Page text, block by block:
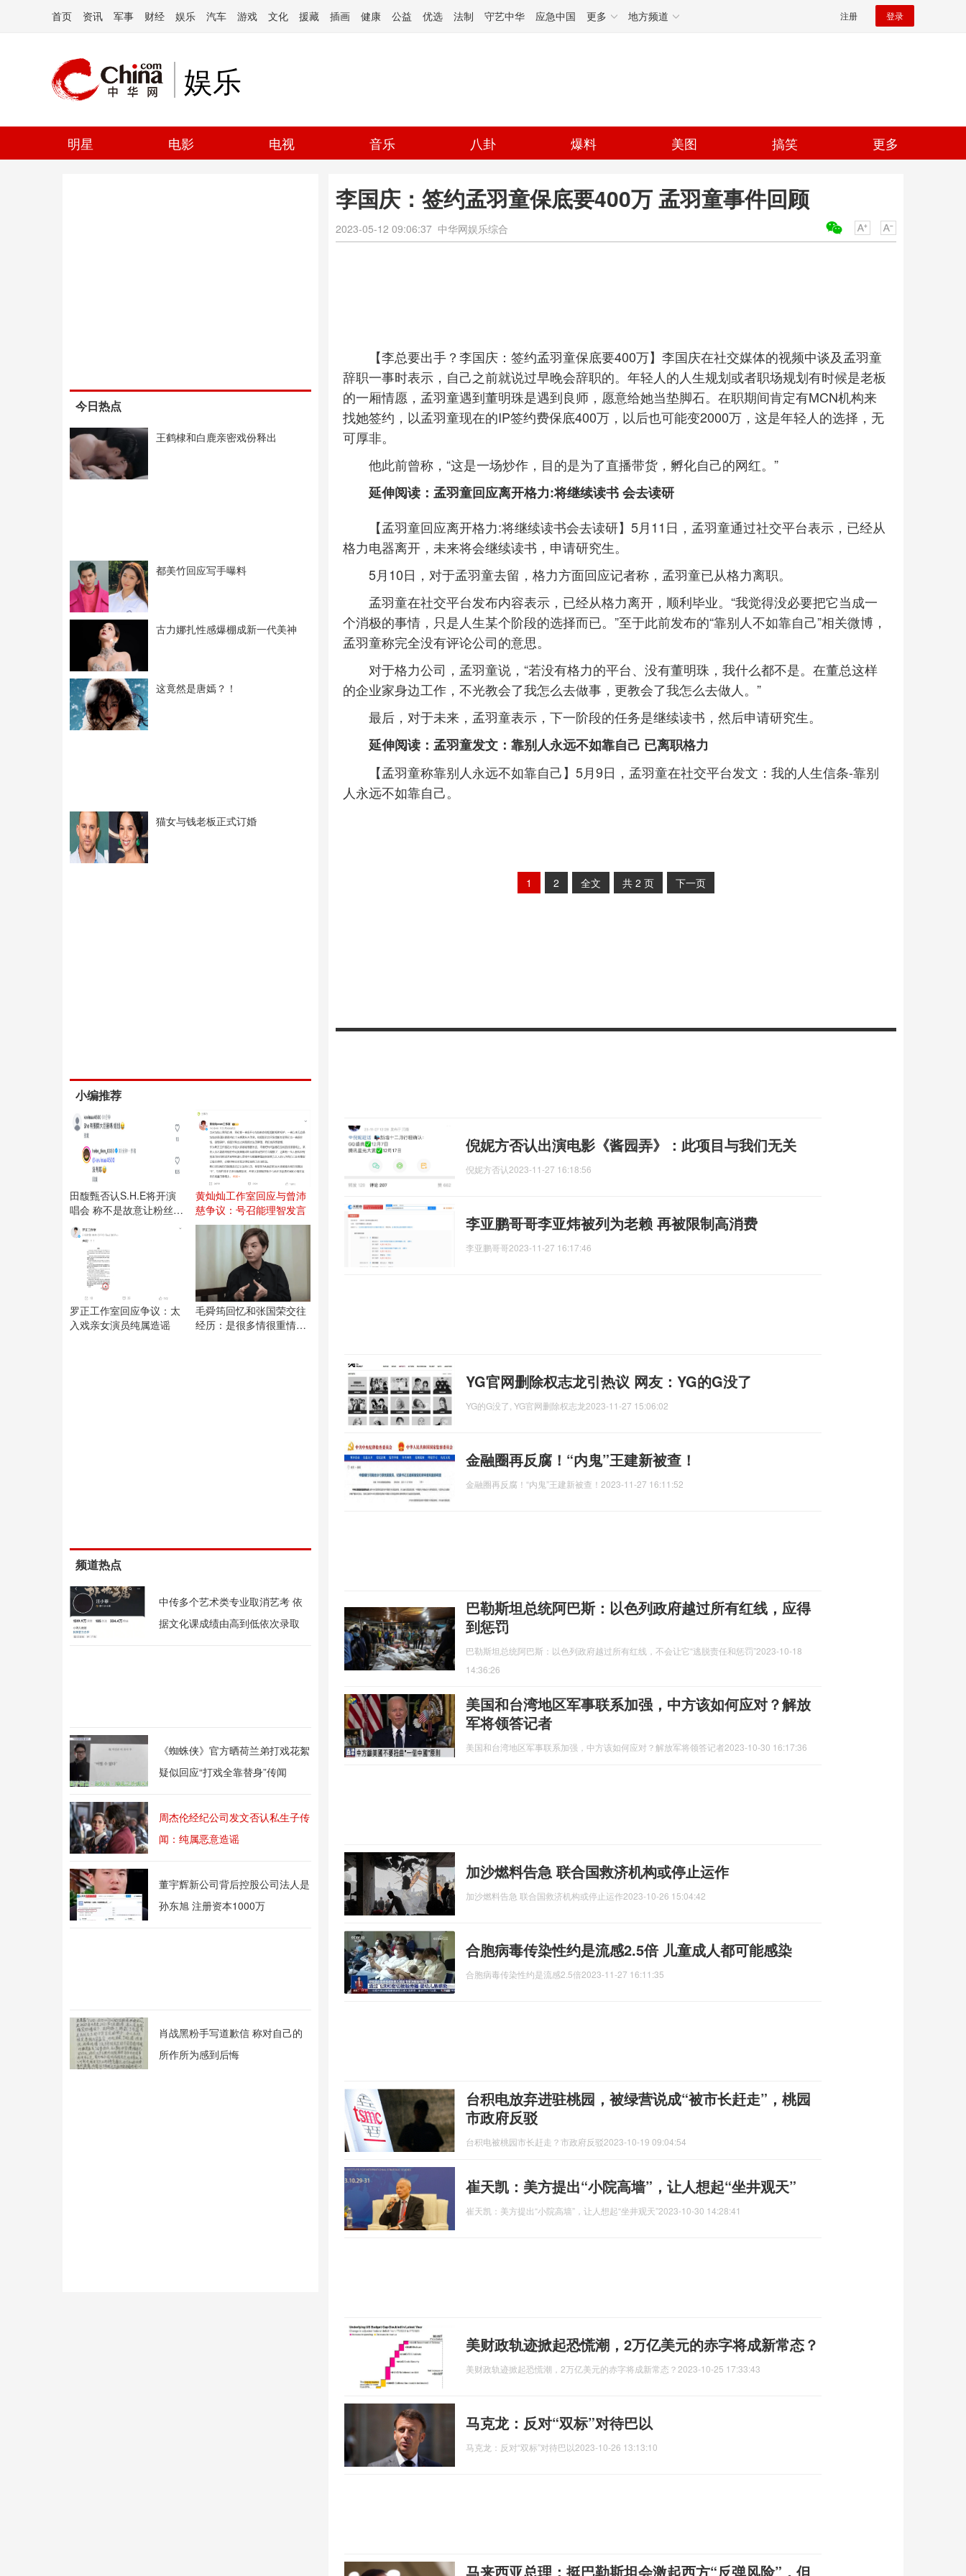
首页 资讯 军事 财经 娱乐 汽车 游戏 文化 援藏 插画 健康 公益 优选 法制 守艺中华 应急中国 更多 地方频道 注册 登录
娱乐
明星 电影 电视 音乐 八卦 爆料 美图 搞笑 更多
今日热点
王鹤棣和白鹿亲密戏份释出
都美竹回应写手曝料
古力娜扎性感爆棚成新一代美神
这竟然是唐嫣？！
猫女与钱老板正式订婚
小编推荐
田馥甄否认S.H.E将开演
唱会 称不是故意让粉丝失
望
黄灿灿工作室回应与曾沛
慈争议：号召能理智发言
罗正工作室回应争议：太
入戏亲女演员纯属造谣
毛舜筠回忆和张国荣交往
经历：是很多情很重情的
频道热点
中传多个艺术类专业取消艺考 依
据文化课成绩由高到低依次录取
《蜘蛛侠》官方晒荷兰弟打戏花絮
疑似回应“打戏全靠替身”传闻
周杰伦经纪公司发文否认私生子传
闻：纯属恶意造谣
董宇辉新公司背后控股公司法人是
孙东旭 注册资本1000万
肖战黑粉手写道歉信 称对自己的
所作所为感到后悔
李国庆：签约孟羽童保底要400万 孟羽童事件回顾
2023-05-12 09:06:37 中华网娱乐综合
【李总要出手？李国庆：签约孟羽童保底要400万】李国庆在社交媒体的视频中谈及孟羽童
辞职一事时表示，自己之前就说过早晚会辞职的。年轻人的人生规划或者职场规划有时候是老板
的一厢情愿，孟羽童遇到董明珠是遇到良师，愿意给她当垫脚石。在职期间肯定有MCN机构来
找她签约，以孟羽童现在的IP签约费保底400万，以后也可能变2000万，这是年轻人的选择，无
可厚非。
他此前曾称，“这是一场炒作，目的是为了直播带货，孵化自己的网红。”
延伸阅读：孟羽童回应离开格力:将继续读书 会去读研
【孟羽童回应离开格力:将继续读书会去读研】5月11日，孟羽童通过社交平台表示，已经从
格力电器离开，未来将会继续读书，申请研究生。
5月10日，对于孟羽童去留，格力方面回应记者称，孟羽童已从格力离职。
孟羽童在社交平台发布内容表示，已经从格力离开，顺利毕业。“我觉得没必要把它当成一
个消极的事情，只是人生某个阶段的选择而已。”至于此前发布的“靠别人不如靠自己”相关微博，
孟羽童称完全没有评论公司的意思。
对于格力公司，孟羽童说，“若没有格力的平台、没有董明珠，我什么都不是。在董总这样
的企业家身边工作，不光教会了我怎么去做事，更教会了我怎么去做人。”
最后，对于未来，孟羽童表示，下一阶段的任务是继续读书，然后申请研究生。
延伸阅读：孟羽童发文：靠别人永远不如靠自己 已离职格力
【孟羽童称靠别人永远不如靠自己】5月9日，孟羽童在社交平台发文：我的人生信条-靠别
人永远不如靠自己。
1 2 全文 共 2 页 下一页
倪妮方否认出演电影《酱园弄》：此项目与我们无关
倪妮方否认2023-11-27 16:18:56
李亚鹏哥哥李亚炜被列为老赖 再被限制高消费
李亚鹏哥哥2023-11-27 16:17:46
YG官网删除权志龙引热议 网友：YG的G没了
YG的G没了, YG官网删除权志龙2023-11-27 15:06:02
金融圈再反腐！“内鬼”王建新被查！
金融圈再反腐！“内鬼”王建新被查！ 2023-11-27 16:11:52
巴勒斯坦总统阿巴斯：以色列政府越过所有红线，应得
到惩罚
​巴勒斯坦总统阿巴斯：以色列政府越过所有红线，不会让它“逃脱责任和惩罚”2023-10-18
14:36:26
美国和台湾地区军事联系加强，中方该如何应对？解放
军将领答记者
美国和台湾地区军事联系加强，中方该如何应对？解放军将领答记者2023-10-30 16:17:36
加沙燃料告急 联合国救济机构或停止运作
加沙燃料告急 联合国救济机构或停止运作2023-10-26 15:04:42
合胞病毒传染性约是流感2.5倍 儿童成人都可能感染
合胞病毒传染性约是流感2.5倍2023-11-27 16:11:35
台积电放弃进驻桃园，被绿营说成“被市长赶走”，桃园
市政府反驳
台积电被桃园市长赶走？市政府反驳2023-10-19 09:04:54
崔天凯：美方提出“小院高墙”，让人想起“坐井观天”
崔天凯：美方提出“小院高墙”，让人想起“坐井观天”2023-10-30 14:28:41
美财政轨迹掀起恐慌潮，2万亿美元的赤字将成新常态？
美财政轨迹掀起恐慌潮，2万亿美元的赤字将成新常态？ 2023-10-25 17:33:43
马克龙：反对“双标”对待巴以
马克龙：反对“双标”对待巴以2023-10-26 13:13:10
马来西亚总理：挺巴勒斯坦会激起西方“反弹风险”，但